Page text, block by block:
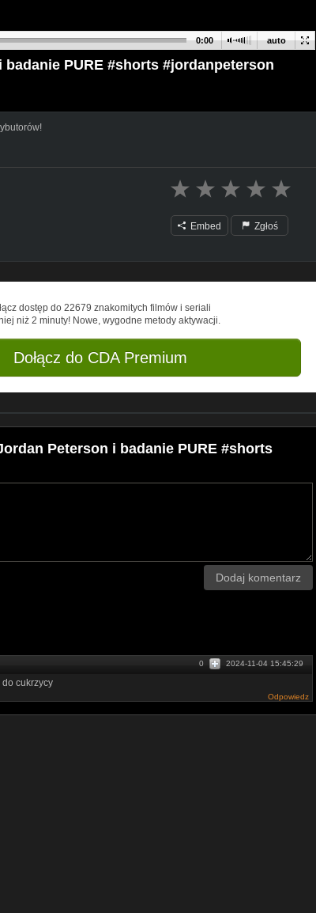
auto
0:00
PURE #shorts #jordanpeterson
Embed Zgłoś
dostęp do 22679 znakomitych filmów i seriali
niż 2 minuty! Nowe, wygodne metody aktywacji.
Dołącz do CDA Premium
Peterson i badanie PURE #shorts
Dodaj komentarz
2024-11-04 15:45:29
0
do cukrzycy
Odpowiedz